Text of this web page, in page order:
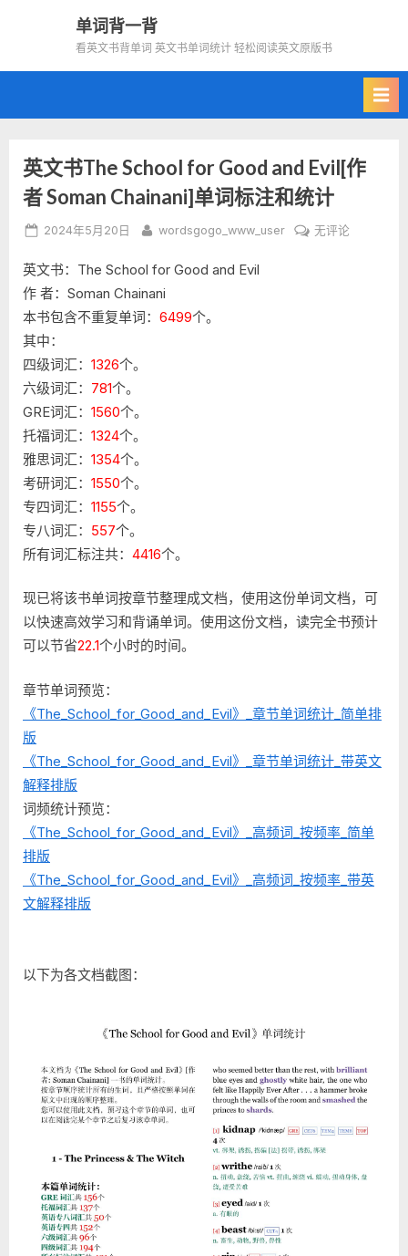
单词背一背
看英文书背单词 英文书单词统计 轻松阅读英文原版书
英文书The School for Good and Evil[作
者 Soman Chainani]单词标注和统计
Posted
2024年5月20日 By
wordsgogo_www_user
英
计
无评论
英文书：The School for Good and Evil
作 者：Soman Chainani
本书包含不重复单词： 6499个。
其中：
四级词汇： 1326个。
六级词汇： 781个。
GRE词汇： 1560个。
托福词汇： 1324个。
雅思词汇： 1354个。
考研词汇： 1550个。
专四词汇： 1155个。
专八词汇： 557个。
所有词汇标注共： 4416个。
现已将该书单词按章节整理成文档，使用这份单词文档，可
以快速高效学习和背诵单词。使用这份文档，读完全书预计
可以节省22.1个小时的时间。
章节单词预览：
《The_School_for_Good_and_Evil》_章节单词统计_简单排
版
《The_School_for_Good_and_Evil》_章节单词统计_带英文
解释排版
词频统计预览：
《The_School_for_Good_and_Evil》_高频词_按频率_简单
排版
《The_School_for_Good_and_Evil》_高频词_按频率_带英
文解释排版
以下为各文档截图：